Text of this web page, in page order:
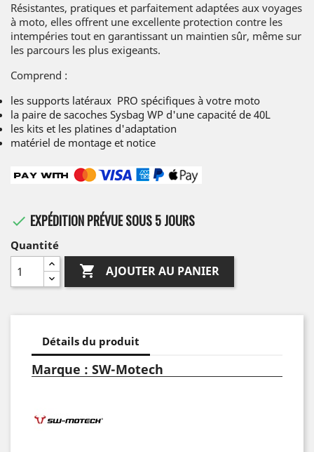
Résistantes, pratiques et parfaitement adaptées aux voyages
à moto, elles offrent une excellente protection contre les
intempéries tout en garantissant un maintien sûr, même sur
les parcours les plus exigeants.
Comprend :
les supports latéraux PRO spécifiques à votre moto
la paire de sacoches Sysbag WP d'une capacité de 40L
les kits et les platines d'adaptation
matériel de montage et notice
 EXPÉDITION PRÉVUE SOUS 5 JOURS
Quantité
 AJOUTER AU PANIER
Détails du produit
Marque : SW-Motech